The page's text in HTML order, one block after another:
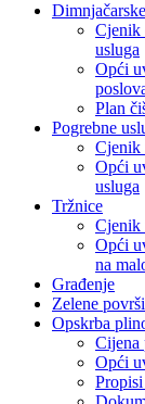
Cjenik
usluga
Opći
Plan
Pogrebne
Cjenik
Opći
usluga
Tržnice
Cjenik
Opći
na
Građenje
Zelene
Opskrba
Cijena
Opći